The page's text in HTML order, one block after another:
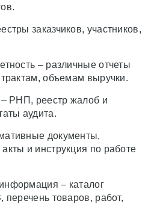
заказчиков, участников,
– различные отчеты
объемам выручки.
– РНП, реестр жалоб и
аудита.
документы,
и инструкция по работе
– каталог
товаров, работ,